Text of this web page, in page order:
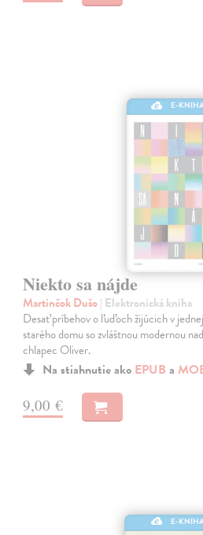
E-
Niekto sa nájde
Martinčok Dušo| Elektronická kniha
Desať príbehov o ľuďoch žijúcich v
starého domu so zvláštnou modernou
chlapec Oliver.
Na stiahnutie ako EPUB a
9,00 €
E-